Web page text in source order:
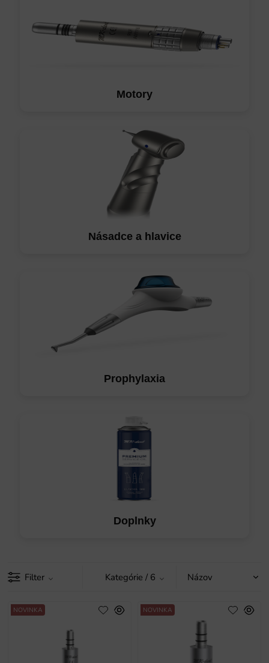
Motory
Násadce a hlavice
Prophylaxia
Doplnky
Filter Kategórie / 6
NOVINKA NOVINKA